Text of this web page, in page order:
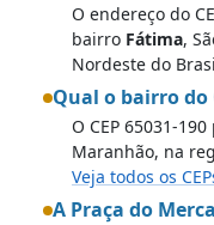
O endereço do
bairro Fátima,
Nordeste do
Qual o bairro do
O CEP 65031-
Maranhão, na
Veja todos os
A Praça do